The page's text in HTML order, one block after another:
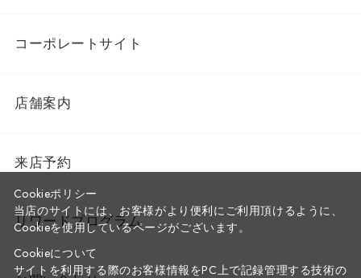
コーポレートサイト
店舗案内
来店予約
リワードプログラム
Cookieポリシー
当店のサイトには、お客様がより便利にご利用頂けるように、
Cookieを使用しているページがございます。
Cookieについて
サイトを利用する際のお客様情報をPC上で記録管理する技術の